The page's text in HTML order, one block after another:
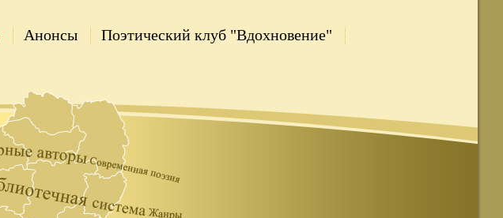
Анонсы Поэтический клуб "Вдохновение"